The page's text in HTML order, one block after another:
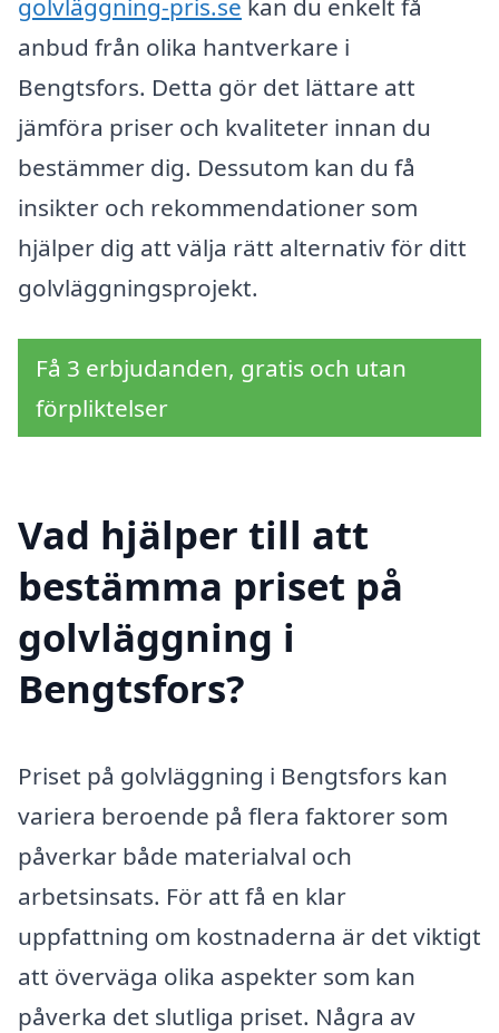
golvläggning-pris.se kan du enkelt få
anbud från olika hantverkare i
Bengtsfors. Detta gör det lättare att
jämföra priser och kvaliteter innan du
bestämmer dig. Dessutom kan du få
insikter och rekommendationer som
hjälper dig att välja rätt alternativ för ditt
golvläggningsprojekt.
Få 3 erbjudanden, gratis och utan
förpliktelser
Vad hjälper till att
bestämma priset på
golvläggning i
Bengtsfors?
Priset på golvläggning i Bengtsfors kan
variera beroende på flera faktorer som
påverkar både materialval och
arbetsinsats. För att få en klar
uppfattning om kostnaderna är det viktigt
att överväga olika aspekter som kan
påverka det slutliga priset. Några av